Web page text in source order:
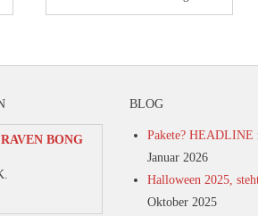
BONG
BLOG
Pakete? HEADLINE
Januar 2026
Halloween 2025,
Oktober 2025